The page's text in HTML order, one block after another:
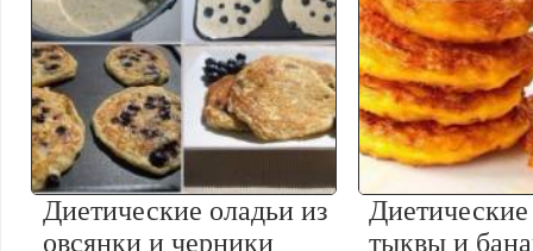
Диетические оладьи из
овсянки и черники
тыквы и